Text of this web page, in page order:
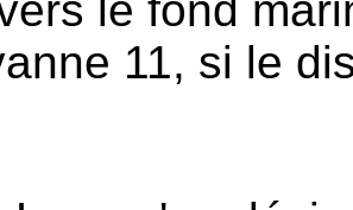
11, si le